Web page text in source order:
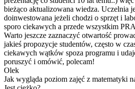
bieżąco aktualizowana wiedza. Uczelnia
doinwestowana jeżeli chodzi o sprzęt i
sporo ciekawych a przede wszystkim
Warto jeszcze zaznaczyć otwartość
jakieś propozycje studentów, często w
ciekawych wątków spoza programu i
poruszyć i omówić, polecam!
Olek
Jak wygląda poziom zajęć z matematyki